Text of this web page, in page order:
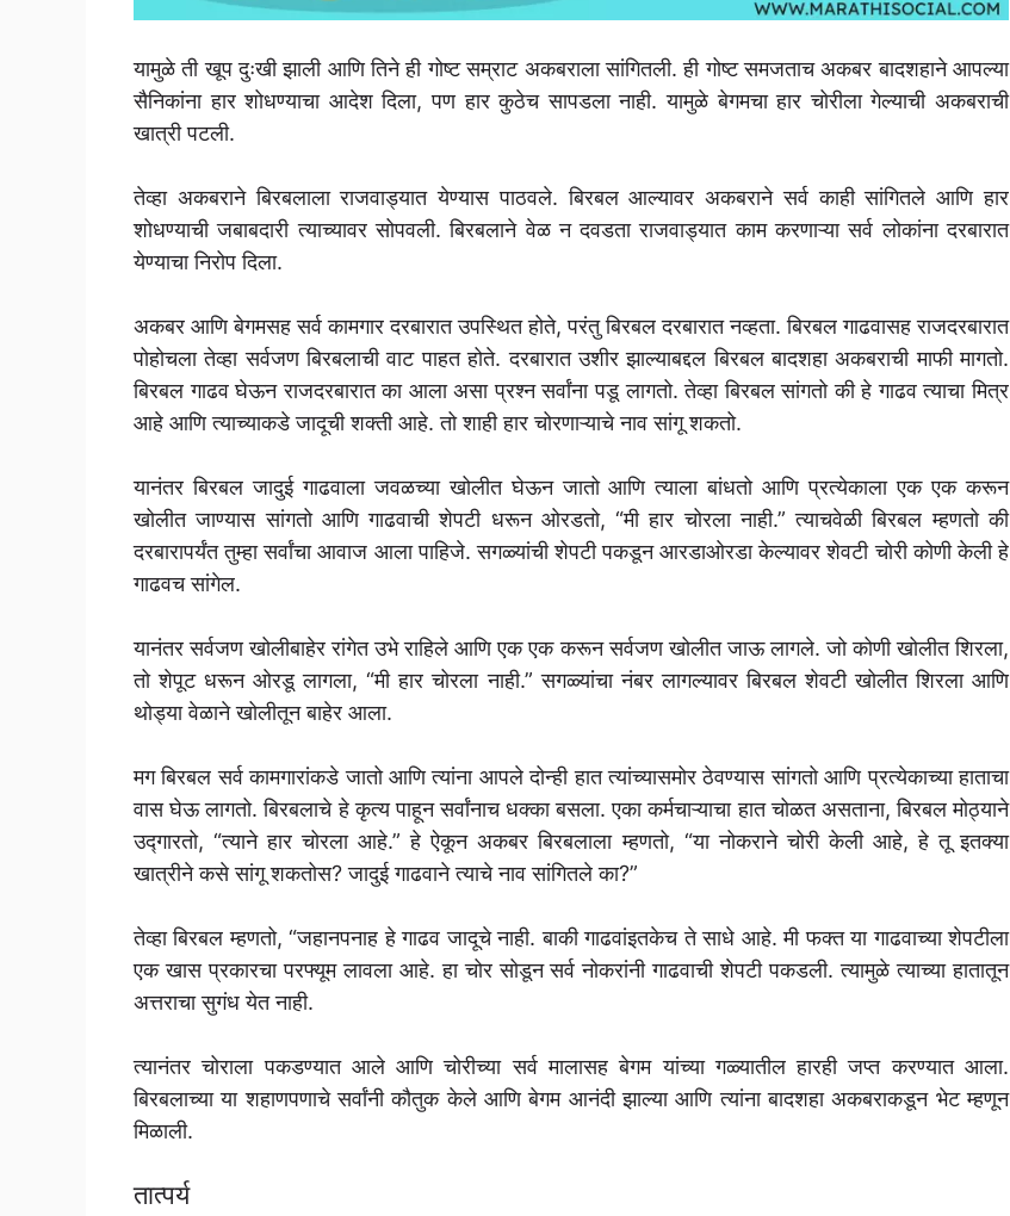
यामुळे ती खूप दुःखी झाली आणि तिने ही गोष्ट सम्राट अकबराला सांगितली. ही गोष्ट समजताच अकबर बादशहाने आपल्या
सैनिकांना हार शोधण्याचा आदेश दिला, पण हार कुठेच सापडला नाही. यामुळे बेगमचा हार चोरीला गेल्याची अकबराची
खात्री पटली.
तेव्हा अकबराने बिरबलाला राजवाड्यात येण्यास पाठवले. बिरबल आल्यावर अकबराने सर्व काही सांगितले आणि हार
शोधण्याची जबाबदारी त्याच्यावर सोपवली. बिरबलाने वेळ न दवडता राजवाड्यात काम करणाऱ्या सर्व लोकांना दरबारात
येण्याचा निरोप दिला.
अकबर आणि बेगमसह सर्व कामगार दरबारात उपस्थित होते, परंतु बिरबल दरबारात नव्हता. बिरबल गाढवासह राजदरबारात
पोहोचला तेव्हा सर्वजण बिरबलाची वाट पाहत होते. दरबारात उशीर झाल्याबद्दल बिरबल बादशहा अकबराची माफी मागतो.
बिरबल गाढव घेऊन राजदरबारात का आला असा प्रश्न सर्वांना पडू लागतो. तेव्हा बिरबल सांगतो की हे गाढव त्याचा मित्र
आहे आणि त्याच्याकडे जादूची शक्ती आहे. तो शाही हार चोरणाऱ्याचे नाव सांगू शकतो.
यानंतर बिरबल जादुई गाढवाला जवळच्या खोलीत घेऊन जातो आणि त्याला बांधतो आणि प्रत्येकाला एक एक करून
खोलीत जाण्यास सांगतो आणि गाढवाची शेपटी धरून ओरडतो, “मी हार चोरला नाही.” त्याचवेळी बिरबल म्हणतो की
दरबारापर्यंत तुम्हा सर्वांचा आवाज आला पाहिजे. सगळ्यांची शेपटी पकडून आरडाओरडा केल्यावर शेवटी चोरी कोणी केली हे
गाढवच सांगेल.
यानंतर सर्वजण खोलीबाहेर रांगेत उभे राहिले आणि एक एक करून सर्वजण खोलीत जाऊ लागले. जो कोणी खोलीत शिरला,
तो शेपूट धरून ओरडू लागला, “मी हार चोरला नाही.” सगळ्यांचा नंबर लागल्यावर बिरबल शेवटी खोलीत शिरला आणि
थोड्या वेळाने खोलीतून बाहेर आला.
मग बिरबल सर्व कामगारांकडे जातो आणि त्यांना आपले दोन्ही हात त्यांच्यासमोर ठेवण्यास सांगतो आणि प्रत्येकाच्या हाताचा
वास घेऊ लागतो. बिरबलाचे हे कृत्य पाहून सर्वांनाच धक्का बसला. एका कर्मचाऱ्याचा हात चोळत असताना, बिरबल मोठ्याने
उद्गारतो, “त्याने हार चोरला आहे.” हे ऐकून अकबर बिरबलाला म्हणतो, “या नोकराने चोरी केली आहे, हे तू इतक्या
खात्रीने कसे सांगू शकतोस? जादुई गाढवाने त्याचे नाव सांगितले का?”
तेव्हा बिरबल म्हणतो, “जहानपनाह हे गाढव जादूचे नाही. बाकी गाढवांइतकेच ते साधे आहे. मी फक्त या गाढवाच्या शेपटीला
एक खास प्रकारचा परफ्यूम लावला आहे. हा चोर सोडून सर्व नोकरांनी गाढवाची शेपटी पकडली. त्यामुळे त्याच्या हातातून
अत्तराचा सुगंध येत नाही.
त्यानंतर चोराला पकडण्यात आले आणि चोरीच्या सर्व मालासह बेगम यांच्या गळ्यातील हारही जप्त करण्यात आला.
बिरबलाच्या या शहाणपणाचे सर्वांनी कौतुक केले आणि बेगम आनंदी झाल्या आणि त्यांना बादशहा अकबराकडून भेट म्हणून
मिळाली.
तात्पर्य